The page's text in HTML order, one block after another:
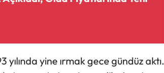
yine ırmak gece gündüz aktı.